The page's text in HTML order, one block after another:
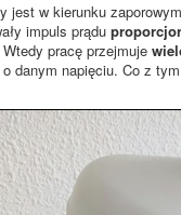
jest w kierunku
impuls prądu
Wtedy pracę przejmuje
o danym napięciu. Co z